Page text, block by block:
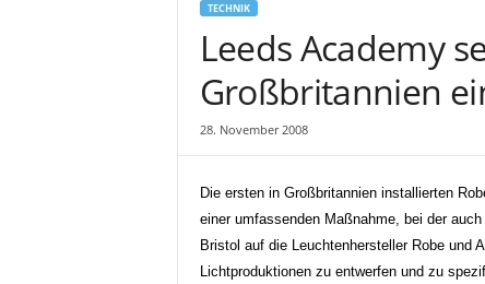
e
TECHNIK
Leeds Academy
Großbritannien
28. November 2008
Die ersten in Großbritannien installierten
einer umfassenden Maßnahme, bei der
Bristol auf die Leuchtenhersteller Robe und
Lichtproduktionen zu entwerfen und zu